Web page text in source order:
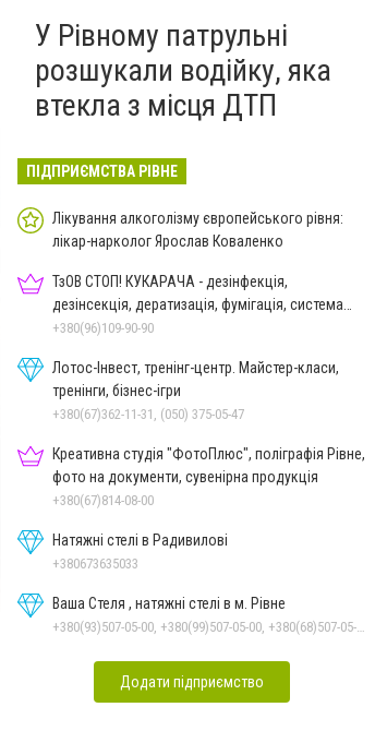
У Рівному патрульні
розшукали водійку, яка
втекла з місця ДТП
ПІДПРИЄМСТВА РІВНЕ
Лікування алкоголізму європейського рівня:
лікар-нарколог Ярослав Коваленко
ТзОВ СТОП! КУКАРАЧА - дезінфекція,
дезінсекція, дератизація, фумігація, система
HACCP
+380(96)109-90-90
Лотос-Інвест, тренінг-центр. Майстер-класи,
тренінги, бізнес-ігри
+380(67)362-11-31, (050) 375-05-47
Креативна студія "ФотоПлюс", поліграфія Рівне,
фото на документи, сувенірна продукція
+380(67)814-08-00
Натяжні стелі в Радивилові
+380673635033
Ваша Стеля , натяжні стелі в м. Рівне
+380(93)507-05-00, +380(99)507-05-00, +380(68)507-05-00
Додати підприємство